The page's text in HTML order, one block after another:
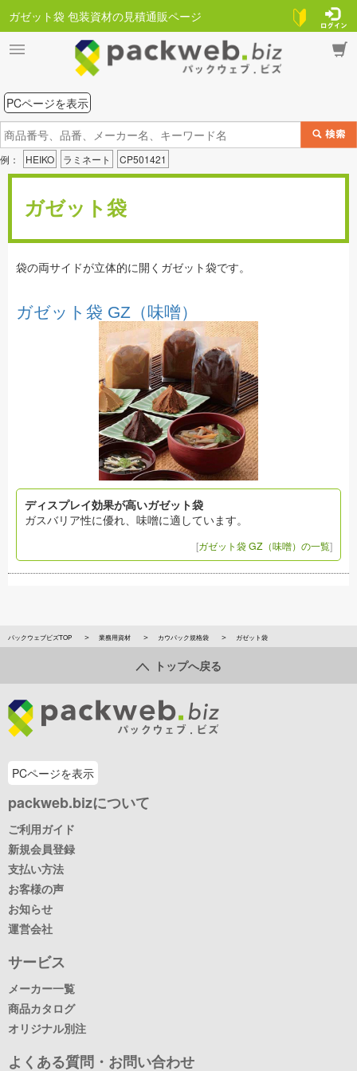
ガゼット袋 包装資材の見積通販ページ
PCページを表示
例： HEIKO ラミネート CP501421
ガゼット袋
袋の両サイドが立体的に開くガゼット袋です。
ガゼット袋 GZ（味噌）
ディスプレイ効果が高いガゼット袋
ガスバリア性に優れ、味噌に適しています。
[ガゼット袋 GZ（味噌）の一覧]
パックウェブビズTOP 業務用資材 カウパック規格袋 ガゼット袋
トップへ戻る
PCページを表示
packweb.bizについて
ご利用ガイド
新規会員登録
支払い方法
お客様の声
お知らせ
運営会社
サービス
メーカー一覧
商品カタログ
オリジナル別注
よくある質問・お問い合わせ